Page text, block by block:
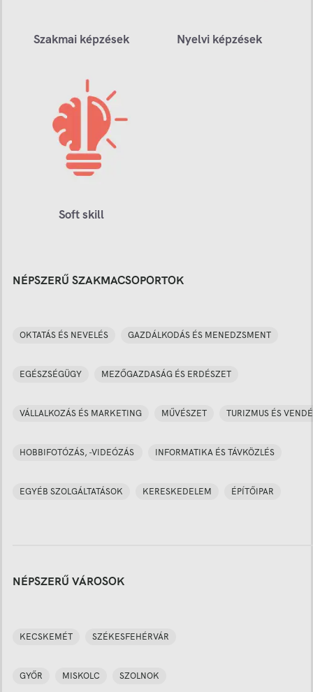
Szakmai képzések Nyelvi képzések
Soft skill
NÉPSZERŰ SZAKMACSOPORTOK
OKTATÁS ÉS NEVELÉS GAZDÁLKODÁS ÉS MENEDZSMENT
EGÉSZSÉGÜGY MEZŐGAZDASÁG ÉS ERDÉSZET
VÁLLALKOZÁS ÉS MARKETING MŰVÉSZET TURIZMUS ÉS
HOBBIFOTÓZÁS, -VIDEÓZÁS INFORMATIKA ÉS TÁVKÖZLÉS
EGYÉB SZOLGÁLTATÁSOK KERESKEDELEM ÉPÍTŐIPAR
NÉPSZERŰ VÁROSOK
KECSKEMÉT SZÉKESFEHÉRVÁR
GYŐR MISKOLC SZOLNOK